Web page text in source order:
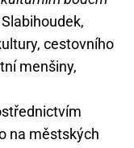
cestovního
menšiny,
na městských